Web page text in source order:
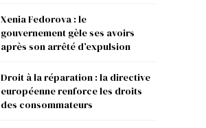
Xenia Fedorova : le
gouvernement gèle ses avoirs
après son arrêté d’expulsion
Droit à la réparation : la directive
européenne renforce les droits
des consommateurs